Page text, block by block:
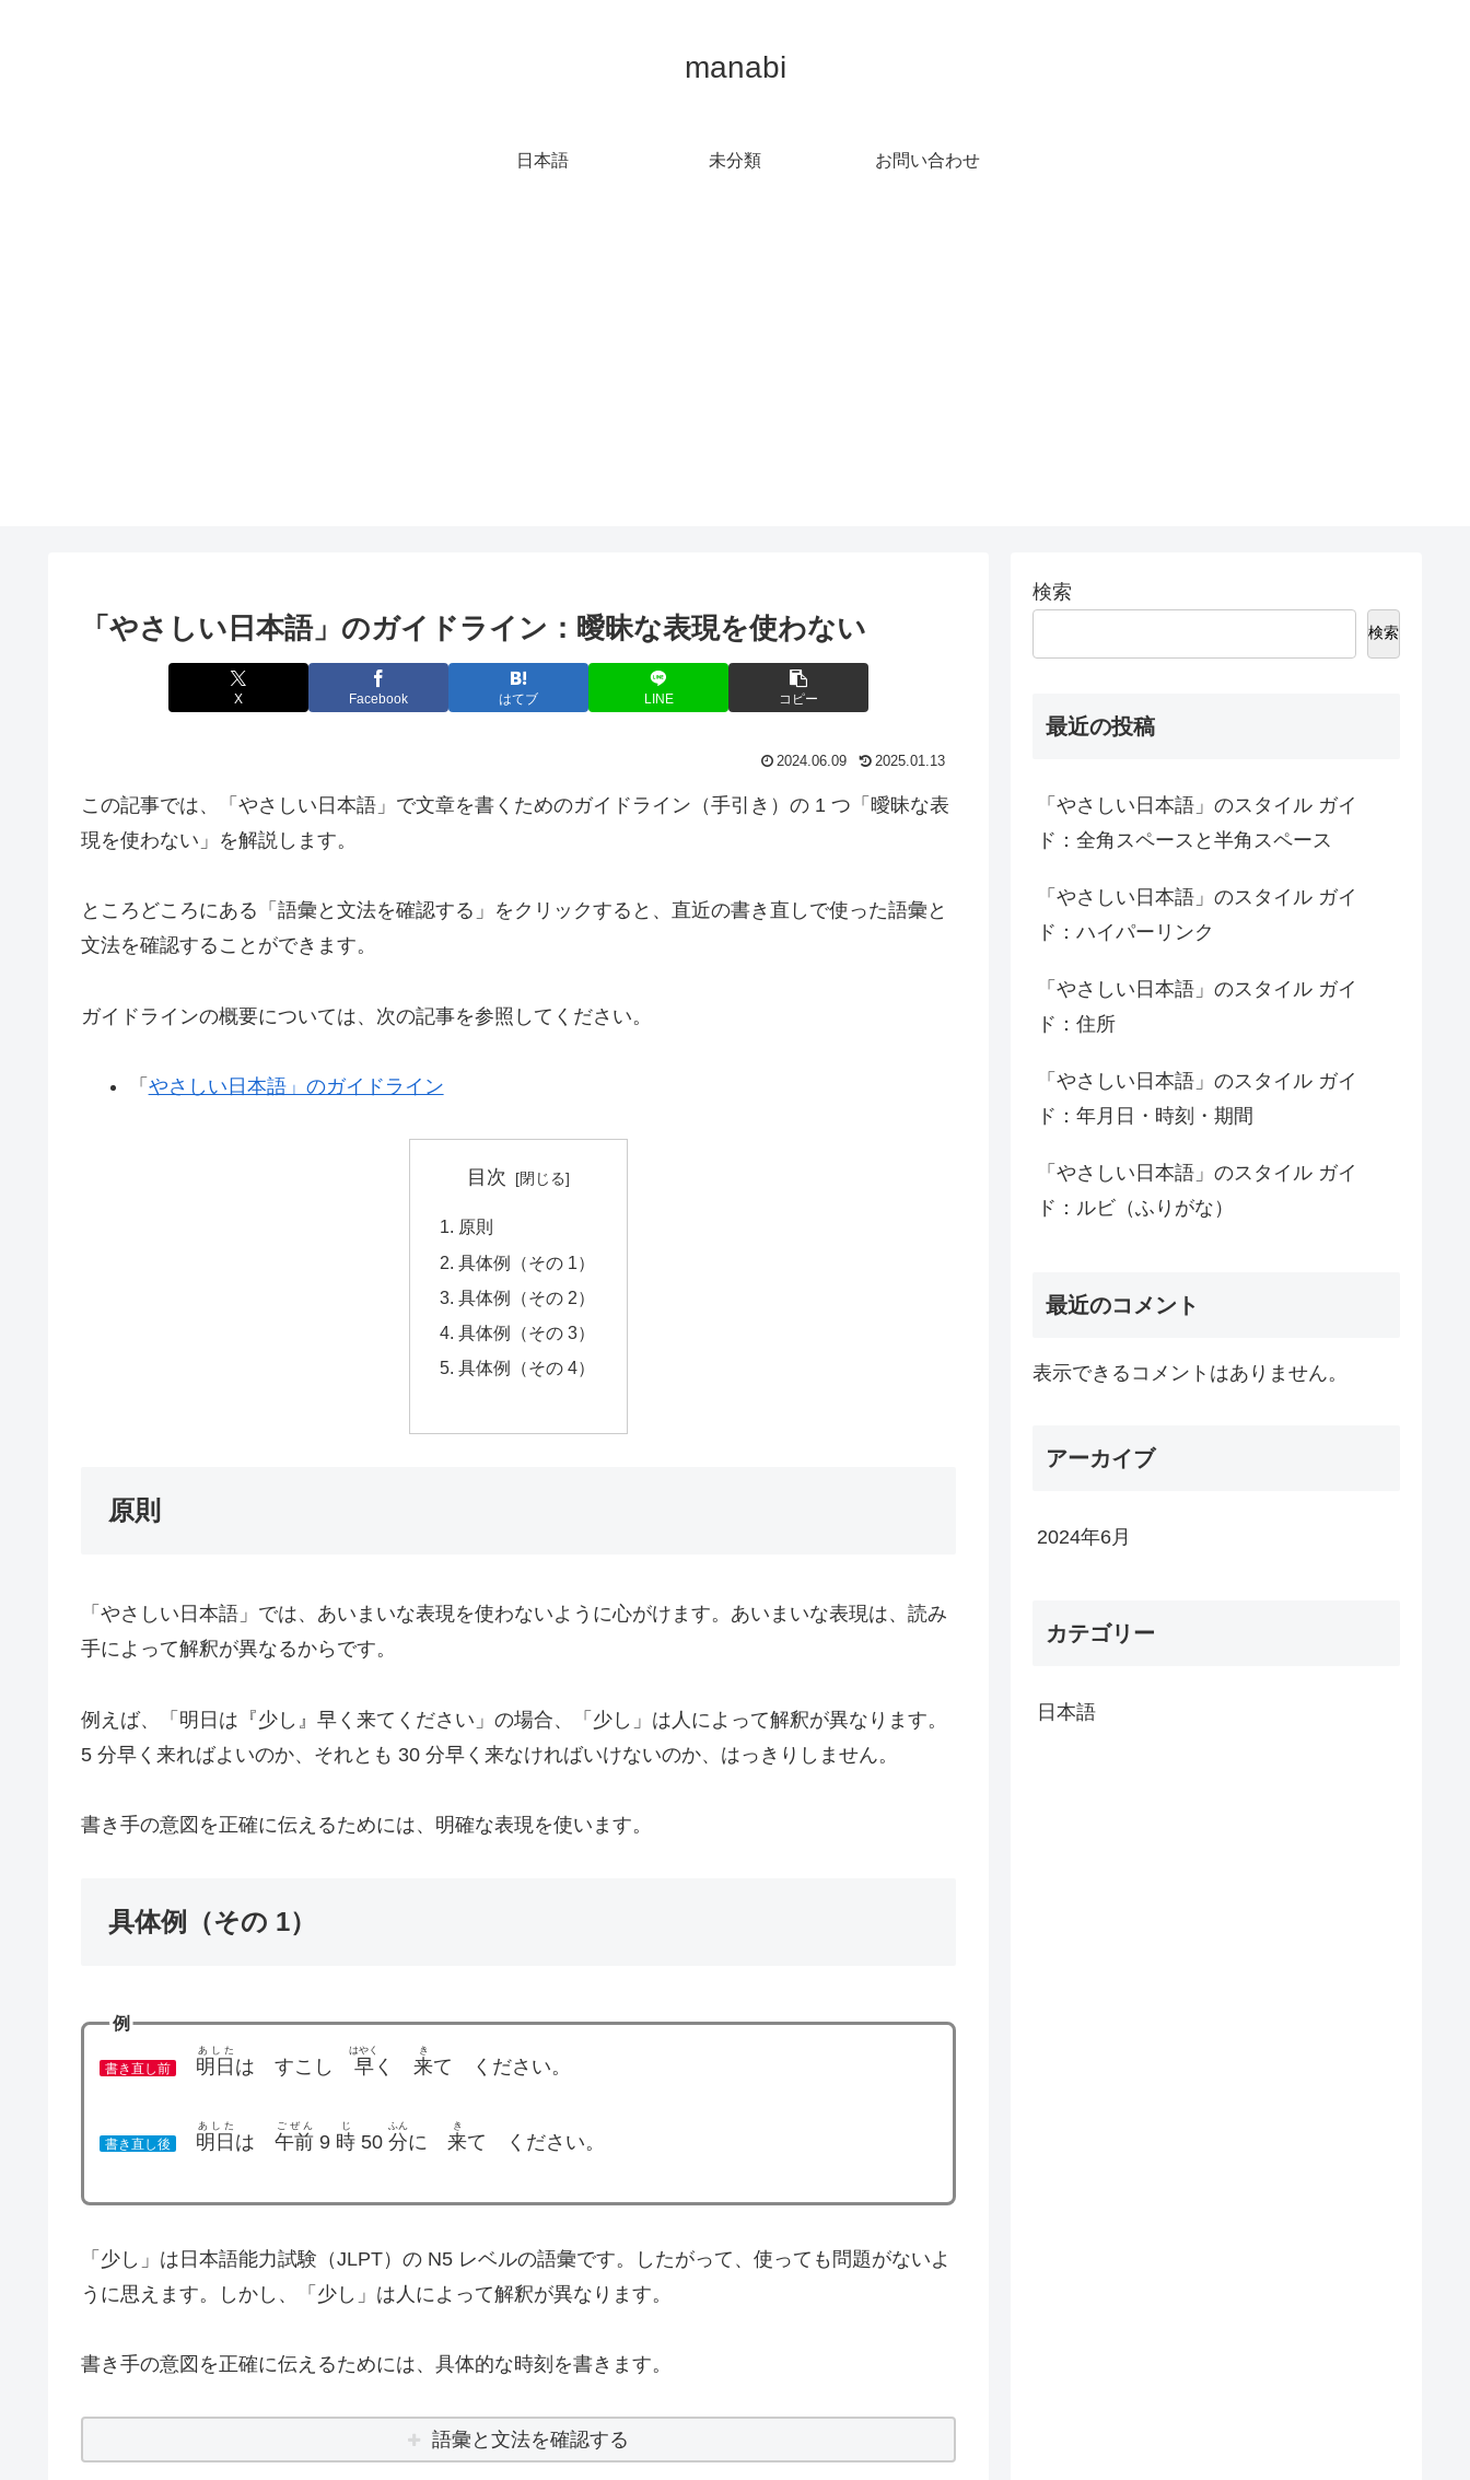
manabi
日本語 未分類 お問い合わせ
「やさしい日本語」のガイドライン：曖昧な表現を使わない
X Facebook はてブ LINE コピー
2024.06.09 2025.01.13
この記事では、「やさしい日本語」で文章を書くためのガイドライン（手引き）の 1 つ「曖昧な表
現を使わない」を解説します。
ところどころにある「語彙と文法を確認する」をクリックすると、直近の書き直しで使った語彙と
文法を確認することができます。
ガイドラインの概要については、次の記事を参照してください。
「 やさしい日本語」のガイドライン
目次
原則
具体例（その 1）
具体例（その 2）
具体例（その 3）
具体例（その 4）
原則
「やさしい日本語」では、あいまいな表現を使わないように心がけます。あいまいな表現は、読み
手によって解釈が異なるからです。
例えば、「明日は『少し』早く来てください」の場合、「少し」は人によって解釈が異なります。
5 分早く来ればよいのか、それとも 30 分早く来なければいけないのか、はっきりしません。
書き手の意図を正確に伝えるためには、明確な表現を使います。
具体例（その 1）
例
書き直し前 明日
あした
は すこし 早
はやく
く来
き
て ください。
書き直し後 明日
あした
は午前
ごぜん
9 時
じ
50分
ふん
に来
き
て ください。
「少し」は日本語能力試験（JLPT）の N5 レベルの語彙です。したがって、使っても問題がないよ
うに思えます。しかし、「少し」は人によって解釈が異なります。
書き手の意図を正確に伝えるためには、具体的な時刻を書きます。
語彙と文法を確認する
検索
検索
最近の投稿
「やさしい日本語」のスタイル ガイ
ド：全角スペースと半角スペース
「やさしい日本語」のスタイル ガイ
ド：ハイパーリンク
「やさしい日本語」のスタイル ガイ
ド：住所
「やさしい日本語」のスタイル ガイ
ド：年月日・時刻・期間
「やさしい日本語」のスタイル ガイ
ド：ルビ（ふりがな）
最近のコメント
表示できるコメントはありません。
アーカイブ
2024年6月
カテゴリー
日本語